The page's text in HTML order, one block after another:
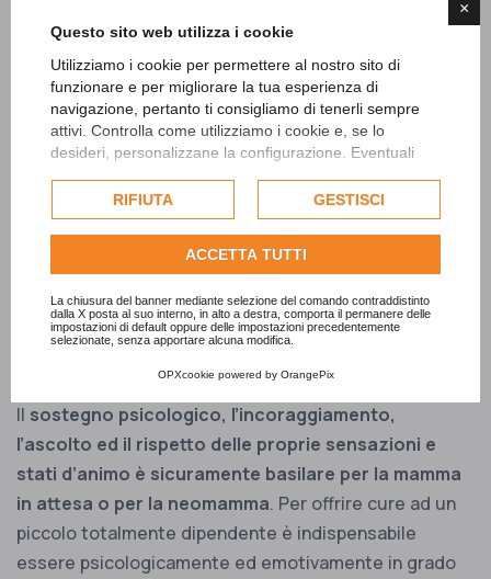
×
Questo sito web utilizza i cookie
Utilizziamo i cookie per permettere al nostro sito di
funzionare e per migliorare la tua esperienza di
navigazione, pertanto ti consigliamo di tenerli sempre
attivi. Controlla come utilizziamo i cookie e, se lo
desideri, personalizzane la configurazione. Eventuali
esclusivamente previa acquisizione del consenso
dell'utente.
Consulta l'informativa cookie completa.
RIFIUTA GESTISCI
ACCETTA TUTTI
La chiusura del banner mediante selezione del comando contraddistinto
dalla X posta al suo interno, in alto a destra, comporta il permanere delle
impostazioni di default oppure delle impostazioni precedentemente
selezionate, senza apportare alcuna modifica.
OPXcookie powered by OrangePix
NEOMAMME
L'importanza del sostegno
psicologico
Il sostegno psicologico, l’incoraggiamento,
l’ascolto ed il rispetto delle proprie sensazioni e
stati d’animo è sicuramente basilare per la mamma
in attesa o per la neomamma. Per offrire cure ad un
piccolo totalmente dipendente è indispensabile
essere psicologicamente ed emotivamente in grado